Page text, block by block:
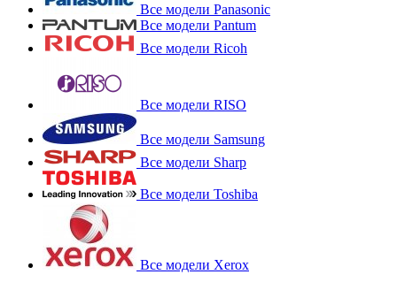
Все модели Panasonic
Все модели Pantum
Все модели Ricoh
Все модели RISO
Все модели Samsung
Все модели Sharp
Все модели Toshiba
Все модели Xerox